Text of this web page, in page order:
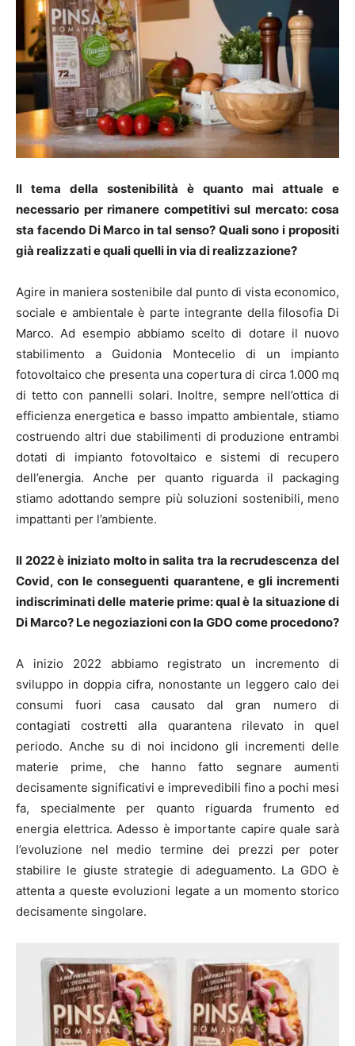
Il tema della sostenibilità è quanto mai attuale e
necessario per rimanere competitivi sul mercato: cosa
sta facendo Di Marco in tal senso? Quali sono i propositi
già realizzati e quali quelli in via di realizzazione?
Agire in maniera sostenibile dal punto di vista economico,
sociale e ambientale è parte integrante della filosofia Di
Marco. Ad esempio abbiamo scelto di dotare il nuovo
stabilimento a Guidonia Montecelio di un impianto
fotovoltaico che presenta una copertura di circa 1.000 mq
di tetto con pannelli solari. Inoltre, sempre nell’ottica di
efficienza energetica e basso impatto ambientale, stiamo
costruendo altri due stabilimenti di produzione entrambi
dotati di impianto fotovoltaico e sistemi di recupero
dell’energia. Anche per quanto riguarda il packaging
stiamo adottando sempre più soluzioni sostenibili, meno
impattanti per l’ambiente.
Il 2022 è iniziato molto in salita tra la recrudescenza del
Covid, con le conseguenti quarantene, e gli incrementi
indiscriminati delle materie prime: qual è la situazione di
Di Marco? Le negoziazioni con la GDO come procedono?
A inizio 2022 abbiamo registrato un incremento di
sviluppo in doppia cifra, nonostante un leggero calo dei
consumi fuori casa causato dal gran numero di
contagiati costretti alla quarantena rilevato in quel
periodo. Anche su di noi incidono gli incrementi delle
materie prime, che hanno fatto segnare aumenti
decisamente significativi e imprevedibili fino a pochi mesi
fa, specialmente per quanto riguarda frumento ed
energia elettrica. Adesso è importante capire quale sarà
l’evoluzione nel medio termine dei prezzi per poter
stabilire le giuste strategie di adeguamento. La GDO è
attenta a queste evoluzioni legate a un momento storico
decisamente singolare.